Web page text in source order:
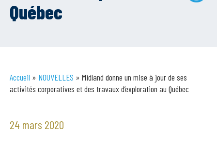
Québec
Accueil » NOUVELLES » Midland donne un mise à jour de ses
activités corporatives et des travaux d’exploration au Québec
24 mars 2020